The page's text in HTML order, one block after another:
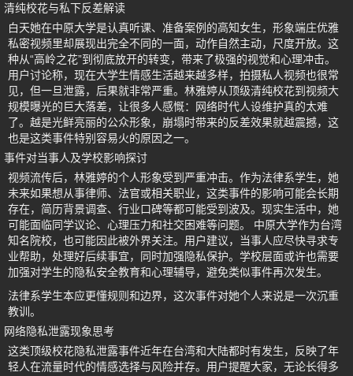
清纯校花与私下反差解读
白天她在中原大学是认真听课、准备案例的高知女生，形象端庄优雅
私密视频里却展现出完全不同的一面，动作自然主动，尺度开放。这
种从“高岭之花”到彻底放开的转变，带来了极强的视觉和心理冲击。
用户讨论称，现在大学生情感生活越来越多样，拍摄私人视频也很常
见，但一旦泄露，后果就非常严重。林雅婷从顶级清纯校花到视频大
规模曝光的巨大落差，让很多人感慨：网络时代人设维护真的太难
了。越是光鲜亮丽的公众形象，崩塌时带来的反差效果就越震撼，这
也是这类事件特别容易火的原因之一。
事件对当事人及学校影响探讨
视频流传后，林雅婷的个人形象受到严重冲击。作为法律系学生，她
未来如果想从事律师、法官或相关职业，这类事件的影响可能会长期
存在，简历背景调查、行业口碑等都可能受到波及。现实生活中，她
可能面临同学议论、心理压力和社交困难等问题。 中原大学作为台湾
知名院校，也可能因此被外界关注。用户建议，当事人应尽快寻求专
业帮助，处理好后续事宜，同时加强隐私保护。学校层面或许也需要
加强对学生的隐私安全教育和心理辅导，避免类似事件再次发生。
法律系学生本应更懂规则和边界，这次事件对她个人来说是一次沉重
教训。
网络隐私泄露现象思考
这类顶级校花隐私泄露事件近年在台湾和大陆都时有发生，反映了年
轻人在流量时代的情感选择与风险并存。用户提醒大家，无论长得多